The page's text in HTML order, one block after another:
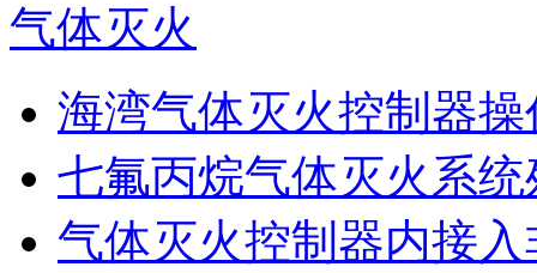
气体灭火
海湾气体灭火控制器操
七氟丙烷气体灭火系统
气体灭火控制器内接入